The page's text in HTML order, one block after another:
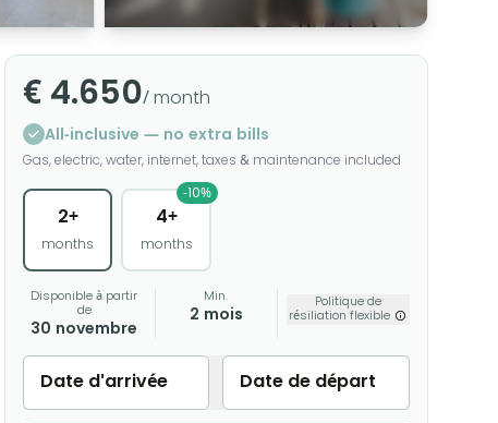
€ 4.650/ month
All-inclusive — no extra bills
Gas, electric, water, internet, taxes & maintenance included
2+
months
4+
months
-10%
Disponible à partir
de
30 novembre
Min.
2 mois
Politique de
résiliation flexible
Date d'arrivée Date de départ